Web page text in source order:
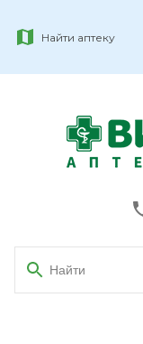
Найти аптеку